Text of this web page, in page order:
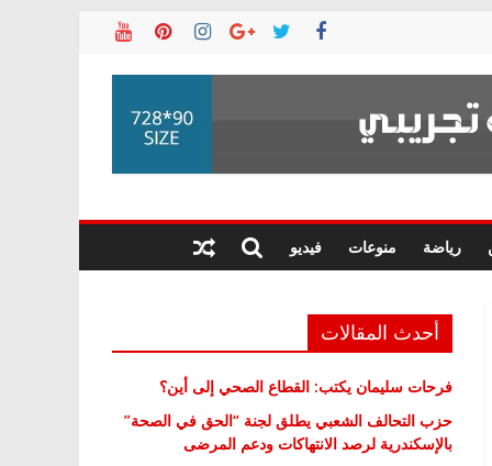
رياضة منوعات فيديو
أحدث المقالات
فرحات سليمان يكتب: القطاع الصحي إلى أين؟
حزب التحالف الشعبي يطلق لجنة “الحق في الصحة”
بالإسكندرية لرصد الانتهاكات ودعم المرضى